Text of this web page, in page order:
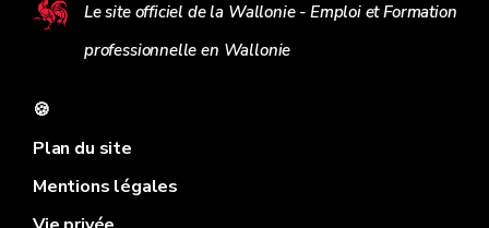
Le site officiel de la Wallonie - Emploi et Formation
professionnelle en Wallonie
🍪
Plan du site
Mentions légales